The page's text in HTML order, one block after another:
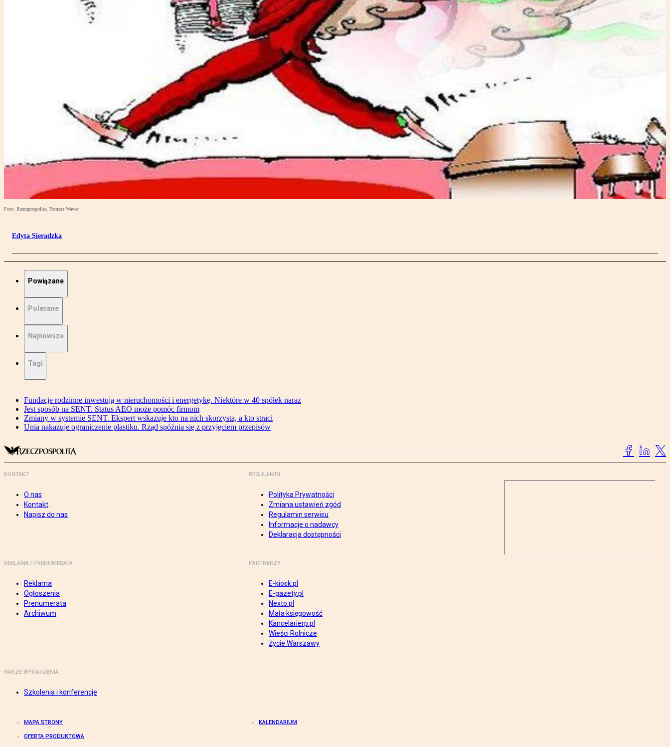
Foto: Rzeczpospolita, Tomasz Wawer
Edyta Sieradzka
Powiązane
Polecane
Najnowsze
Tagi
Fundacje rodzinne inwestują w nieruchomości i energetykę. Niektóre w 40 spółek naraz
Jest sposób na SENT. Status AEO może pomóc firmom
Zmiany w systemie SENT. Ekspert wskazuje kto na nich skorzysta, a kto straci
Unia nakazuje ograniczenie plastiku. Rząd spóźnia się z przyjęciem przepisów
KONTAKT
O nas
Kontakt
Napisz do nas
REGULAMIN
Polityka Prywatności
Zmiana ustawień zgód
Regulamin serwisu
Informacje o nadawcy
Deklaracja dostępności
REKLAMA I PRENUMERATA
Reklama
Ogłoszenia
Prenumerata
Archiwum
PARTNERZY
E-kiosk.pl
E-gazety.pl
Nexto.pl
Mała księgowość
Kancelarierp.pl
Wieści Rolnicze
Życie Warszawy
NASZE WYDARZENIA
Szkolenia i konferencje
MAPA STRONY KALENDARIUM
OFERTA PRODUKTOWA